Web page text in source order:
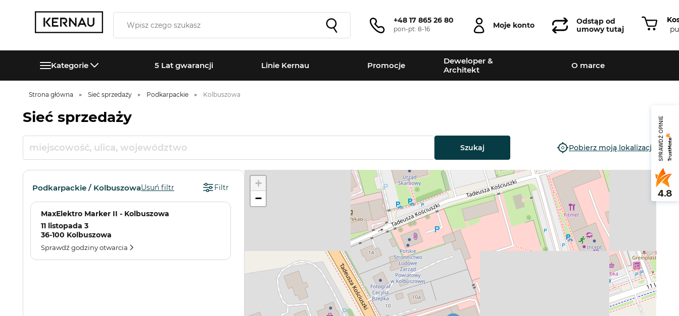
+48 17 865 26 80
pon-pt: 8-16 Moje konto
Odstąp od
umowy tutaj
Kategorie 5 Lat gwarancji Linie Kernau Promocje
Deweloper &
Architekt
O marce
Strona główna Sieć sprzedaży Podkarpackie Kolbuszowa
Sieć sprzedaży
Szukaj Pobierz moją lokalizację
Podkarpackie / KolbuszowaUsuń filtr Filtr
MaxElektro Marker II - Kolbuszowa
11 listopada 3
36-100 Kolbuszowa
Sprawdź godziny otwarcia
+
−
SPRAWDŹ OPINIE
4.8